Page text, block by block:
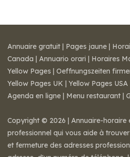
Annuaire gratuit | Pages jaune |
Canada | Annuario orari | Horaires
Yellow Pages | Oeffnungszeiten
Yellow Pages UK | Yellow Pages USA
Agenda en ligne | Menu restaurant |
Copyright © 2026 | Annuaire-horaire
professionnel qui vous aide à
et fermeture des adresses